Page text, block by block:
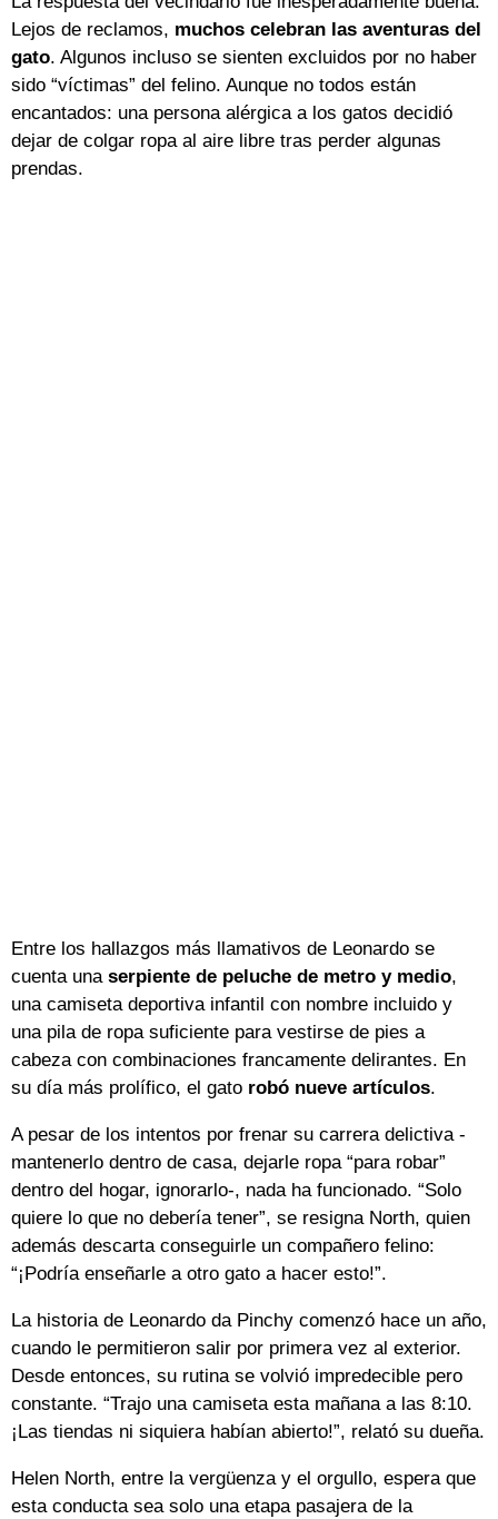
Lejos de reclamos, muchos celebran las aventuras del
gato. Algunos incluso se sienten excluidos por no haber
sido “víctimas” del felino. Aunque no todos están
encantados: una persona alérgica a los gatos decidió
dejar de colgar ropa al aire libre tras perder algunas
prendas.
Entre los hallazgos más llamativos de Leonardo se
cuenta una serpiente de peluche de metro y medio,
una camiseta deportiva infantil con nombre incluido y
una pila de ropa suficiente para vestirse de pies a
cabeza con combinaciones francamente delirantes. En
su día más prolífico, el gato robó nueve artículos.
A pesar de los intentos por frenar su carrera delictiva -
mantenerlo dentro de casa, dejarle ropa “para robar”
dentro del hogar, ignorarlo-, nada ha funcionado. “Solo
quiere lo que no debería tener”, se resigna North, quien
además descarta conseguirle un compañero felino:
“¡Podría enseñarle a otro gato a hacer esto!”.
La historia de Leonardo da Pinchy comenzó hace un año,
cuando le permitieron salir por primera vez al exterior.
Desde entonces, su rutina se volvió impredecible pero
constante. “Trajo una camiseta esta mañana a las 8:10.
¡Las tiendas ni siquiera habían abierto!”, relató su dueña.
Helen North, entre la vergüenza y el orgullo, espera que
esta conducta sea solo una etapa pasajera de la